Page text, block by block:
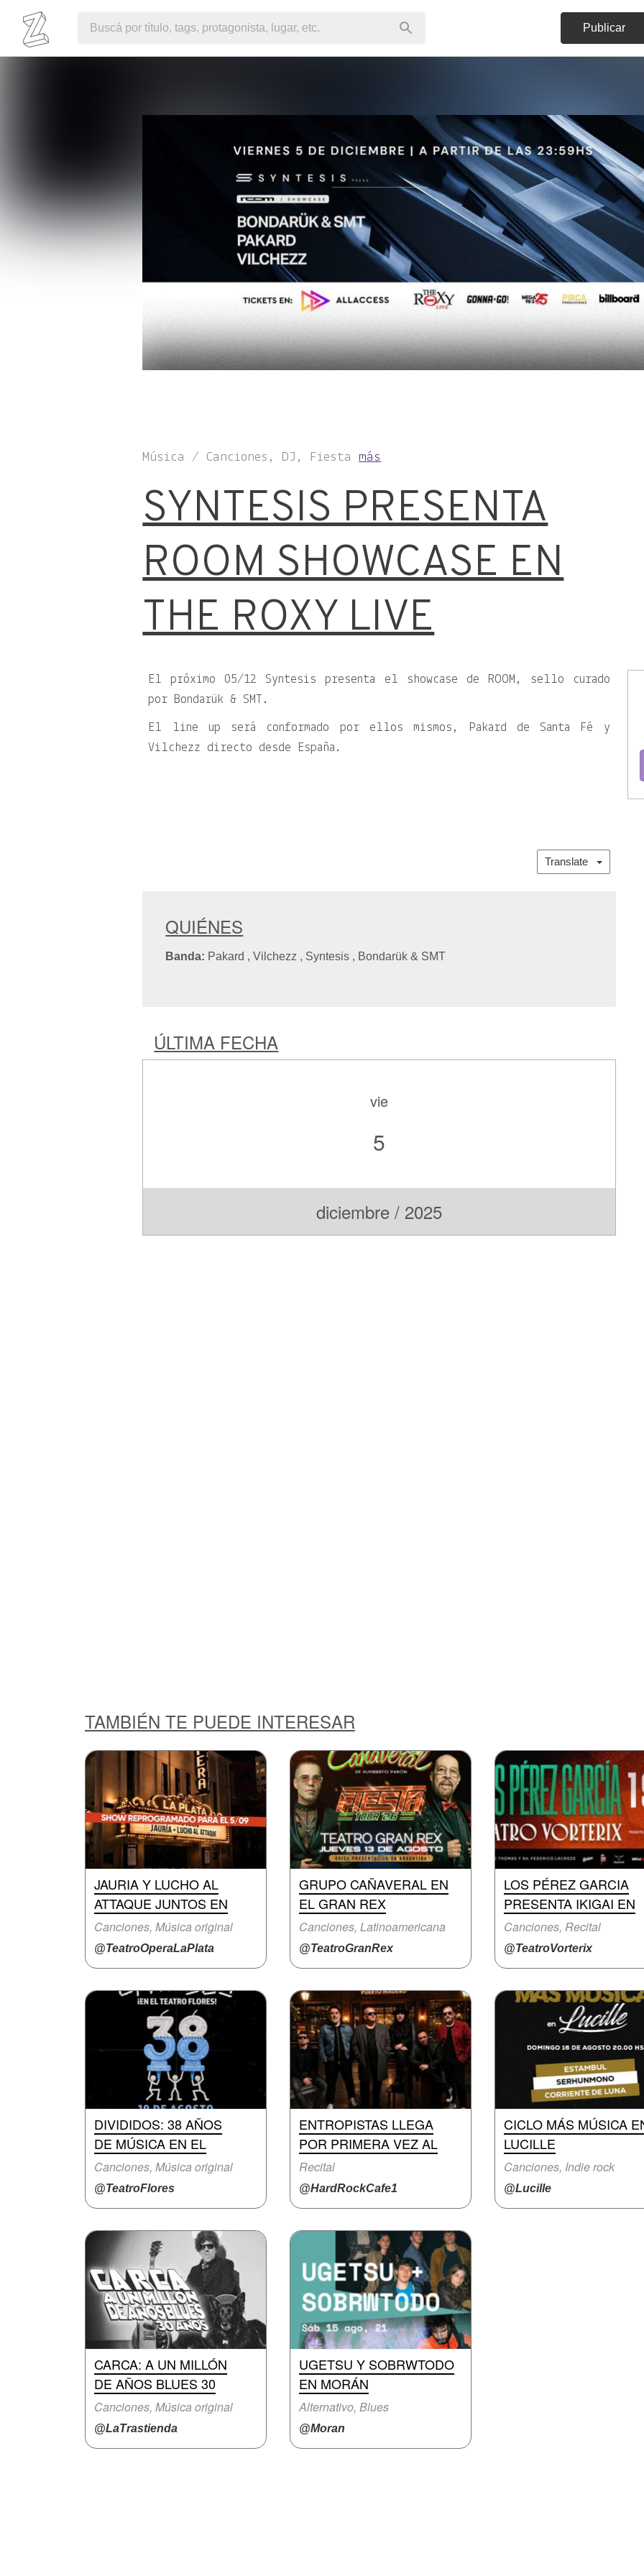
Publicar
Música / Canciones, DJ, Fiestamás
SYNTESIS PRESENTA
ROOM SHOWCASE EN
THE ROXY LIVE
El próximo 05/12 Syntesis presenta el showcase de ROOM, sello curado
por Bondarük & SMT.
El line up será conformado por ellos mismos, Pakard de Santa Fé y
Vilchezz directo desde España.
Translate
QUIÉNES
Banda: Pakard , Vilchezz , Syntesis , Bondarük & SMT
ÚLTIMA FECHA
vie
5
diciembre / 2025
TAMBIÉN TE PUEDE INTERESAR
JAURIA Y LUCHO AL
ATTAQUE JUNTOS EN
Canciones, Música original
@TeatroOperaLaPlata
GRUPO CAÑAVERAL EN
EL GRAN REX
Canciones, Latinoamericana
@TeatroGranRex
LOS PÉREZ GARCIA
PRESENTA IKIGAI EN
Canciones, Recital
@TeatroVorterix
DIVIDIDOS: 38 AÑOS
DE MÚSICA EN EL
Canciones, Música original
@TeatroFlores
ENTROPISTAS LLEGA
POR PRIMERA VEZ AL
Recital
@HardRockCafe1
CICLO MÁS MÚSICA
LUCILLE
Canciones, Indie rock
@Lucille
CARCA: A UN MILLÓN
DE AÑOS BLUES 30
Canciones, Música original
@LaTrastienda
UGETSU Y SOBRWTODO
EN MORÁN
Alternativo, Blues
@Moran